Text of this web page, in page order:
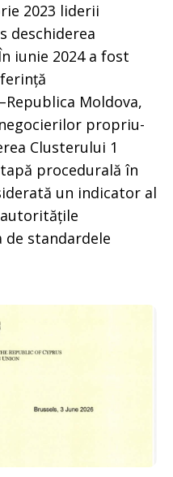
2023 liderii
deschiderea
iunie 2024 a fost
Moldova,
propriu-
Clusterului 1
procedurală în
un indicator al
de standardele